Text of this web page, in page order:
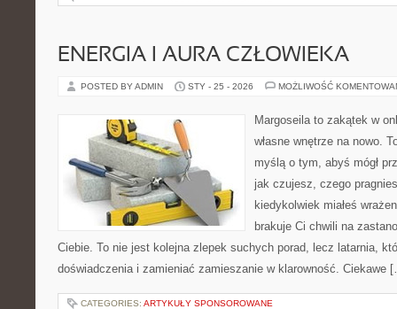
ENERGIA I AURA CZŁOWIEKA
POSTED BY ADMIN STY - 25 - 2026 MOŻLIWOŚĆ
Margoseila to zakątek w
własne wnętrze na nowo.
myślą o tym, abyś mógł
jak czujesz, czego
kiedykolwiek miałeś
brakuje Ci chwili na
Ciebie. To nie jest kolejna zlepek suchych porad, lecz latarnia,
doświadczenia i zamieniać zamieszanie w klarowność. Ciekawe
CATEGORIES: ARTYKUŁY SPONSOROWANE